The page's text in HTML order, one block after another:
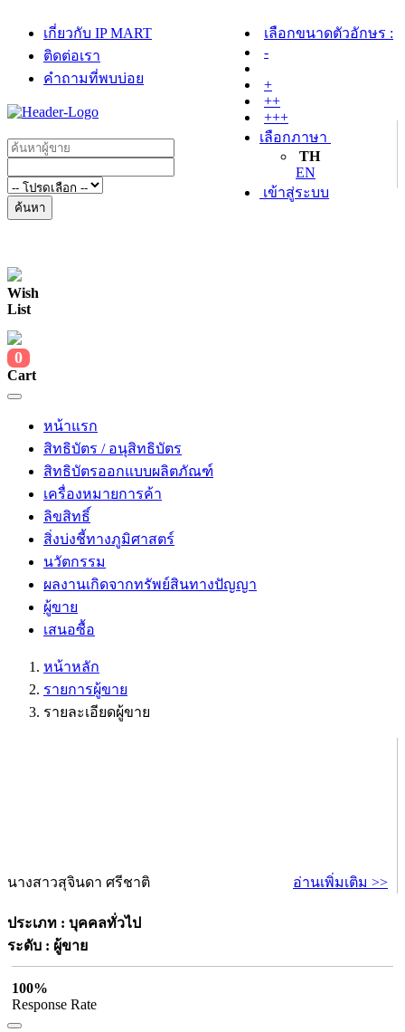
เกี่ยวกับ IP MART
ติดต่อเรา
คำถามที่พบบ่อย
เลือกขนาดตัวอักษร :
-
+
++
+++
เลือกภาษา
TH
EN
เข้าสู่ระบบ
ค้นหา
Wish
List
0
Cart
หน้าแรก
สิทธิบัตร / อนุสิทธิบัตร
สิทธิบัตรออกแบบผลิตภัณฑ์
เครื่องหมายการค้า
ลิขสิทธิ์
สิ่งบ่งชี้ทางภูมิศาสตร์
นวัตกรรม
ผลงานเกิดจากทรัพย์สินทางปัญญา
ผู้ขาย
เสนอซื้อ
หน้าหลัก
รายการผู้ขาย
รายละเอียดผู้ขาย
นางสาวสุจินดา ศรีชาติ อ่านเพิ่มเติม >>
ประเภท : บุคคลทั่วไป
ระดับ : ผู้ขาย
100%
Response Rate